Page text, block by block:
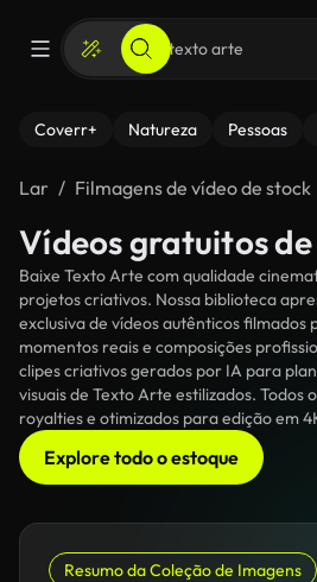
Coverr+ Natureza Pessoas
Lar Filmagens de vídeo de stock
Vídeos gratuitos
Baixe Texto Arte com qualidade
projetos criativos. Nossa biblioteca
exclusiva de vídeos autênticos
momentos reais e composições
clipes criativos gerados por IA para
visuais de Texto Arte estilizados. Todos
royalties e otimizados para edição em
Explore todo o estoque
Resumo da Coleção de Imagens